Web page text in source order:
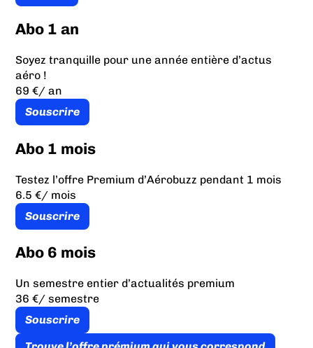
Abo 1 an
Soyez tranquille pour une année entière d’actus
aéro !
69 €/ an
Souscrire
Abo 1 mois
Testez l’offre Premium d’Aérobuzz pendant 1 mois
6.5 €/ mois
Souscrire
Abo 6 mois
Un semestre entier d’actualités premium
36 €/ semestre
Souscrire